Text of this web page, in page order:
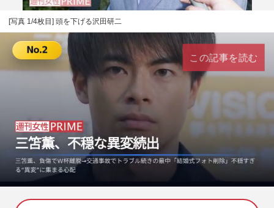
[写真 1/4枚目] 頭を下げる沢田研二
U
n
u
o
d
この記事を読む